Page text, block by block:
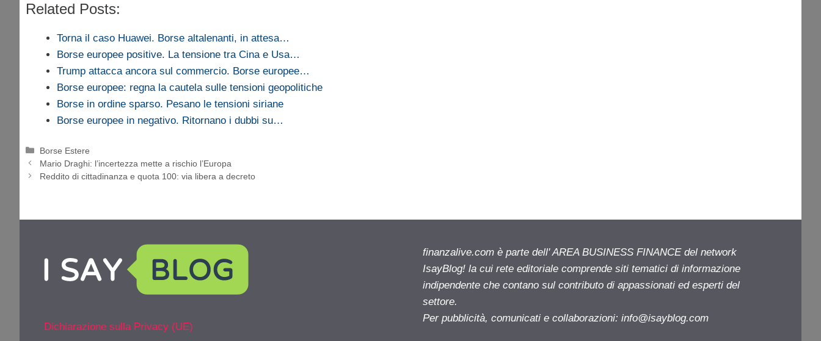
Related Posts:
Torna il caso Huawei. Borse altalenanti, in attesa…
Borse europee positive. La tensione tra Cina e Usa…
Trump attacca ancora sul commercio. Borse europee…
Borse europee: regna la cautela sulle tensioni geopolitiche
Borse in ordine sparso. Pesano le tensioni siriane
Borse europee in negativo. Ritornano i dubbi su…
Categorie
Borse Estere
Mario Draghi: l’incertezza mette a rischio l’Europa
Reddito di cittadinanza e quota 100: via libera a decreto
Dichiarazione sulla Privacy (UE)
finanzalive.com è parte dell' AREA BUSINESS FINANCE del network
IsayBlog! la cui rete editoriale comprende siti tematici di informazione
indipendente che contano sul contributo di appassionati ed esperti del
settore.
Per pubblicità, comunicati e collaborazioni: info@isayblog.com